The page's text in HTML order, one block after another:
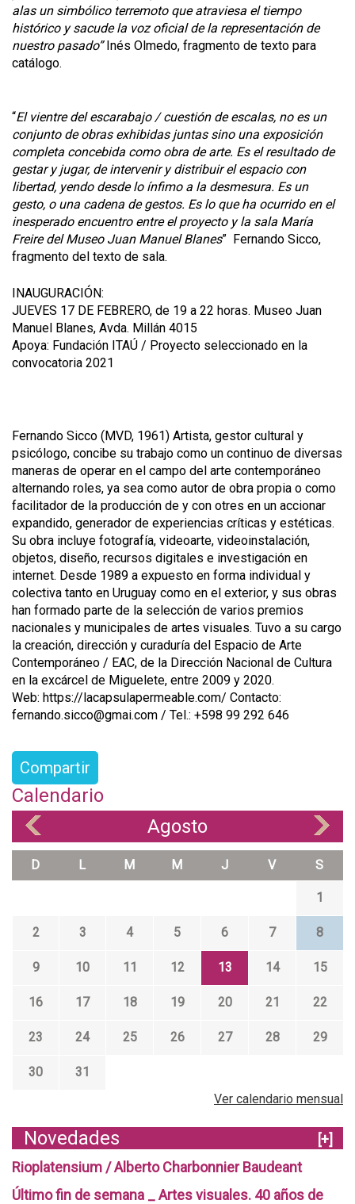
alas un simbólico terremoto que atraviesa el tiempo
histórico y sacude la voz oficial de la representación de
nuestro pasado”Inés Olmedo, fragmento de texto para
catálogo.
“El vientre del escarabajo / cuestión de escalas, no es un
conjunto de obras exhibidas juntas sino una exposición
completa concebida como obra de arte. Es el resultado de
gestar y jugar, de intervenir y distribuir el espacio con
libertad, yendo desde lo ínfimo a la desmesura. Es un
gesto, o una cadena de gestos. Es lo que ha ocurrido en el
inesperado encuentro entre el proyecto y la sala María
Freire del Museo Juan Manuel Blanes” Fernando Sicco,
fragmento del texto de sala.
INAUGURACIÓN:
JUEVES 17 DE FEBRERO, de 19 a 22 horas. Museo Juan
Manuel Blanes, Avda. Millán 4015
Apoya: Fundación ITAÚ / Proyecto seleccionado en la
convocatoria 2021
Fernando Sicco (MVD, 1961) Artista, gestor cultural y
psicólogo, concibe su trabajo como un continuo de diversas
maneras de operar en el campo del arte contemporáneo
alternando roles, ya sea como autor de obra propia o como
facilitador de la producción de y con otres en un accionar
expandido, generador de experiencias críticas y estéticas.
Su obra incluye fotografía, videoarte, videoinstalación,
objetos, diseño, recursos digitales e investigación en
internet. Desde 1989 a expuesto en forma individual y
colectiva tanto en Uruguay como en el exterior, y sus obras
han formado parte de la selección de varios premios
nacionales y municipales de artes visuales. Tuvo a su cargo
la creación, dirección y curaduría del Espacio de Arte
Contemporáneo / EAC, de la Dirección Nacional de Cultura
en la excárcel de Miguelete, entre 2009 y 2020.
Web: https://lacapsulapermeable.com/ Contacto:
fernando.sicco@gmai.com / Tel.: +598 99 292 646
Compartir
Calendario
Agosto
D L M M J V S
1
2 3 4 5 6 7 8
9 10 11 12 13 14 15
16 17 18 19 20 21 22
23 24 25 26 27 28 29
30
31
Ver calendario mensual
Novedades
[+]
Rioplatensium / Alberto Charbonnier Baudeant
Último fin de semana _ Artes visuales. 40 años de